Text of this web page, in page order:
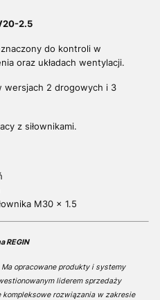
2.5
do kontroli w
oraz układach wentylacji.
2 drogowych i 3
z siłownikami.
M30 x 1.5
REGIN
opracowane produkty i systemy
liderem sprzedaży
rozwiązania w zakresie